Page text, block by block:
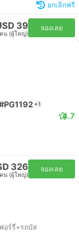
ยกเลิกฟรี
39
น (ผู้ใหญ่)
จองเลย
+1
4.7
326
น (ผู้ใหญ่)
จองเลย
อร์รี่+รถบัส